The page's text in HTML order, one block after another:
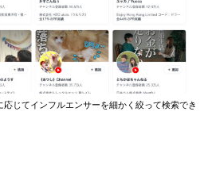
じてインフルエンサーを細かく絞って検索でき